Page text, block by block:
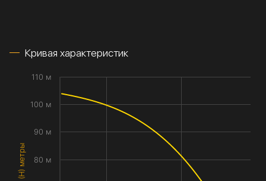
Кривая характеристик
80 м
90 м
100 м
110 м